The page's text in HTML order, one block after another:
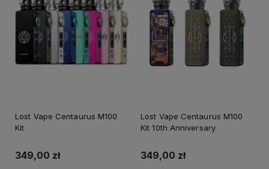
Lost Vape Centaurus M100
Kit
349,00 zł
Lost Vape Centaurus M100
Kit 10th Anniversary
349,00 zł